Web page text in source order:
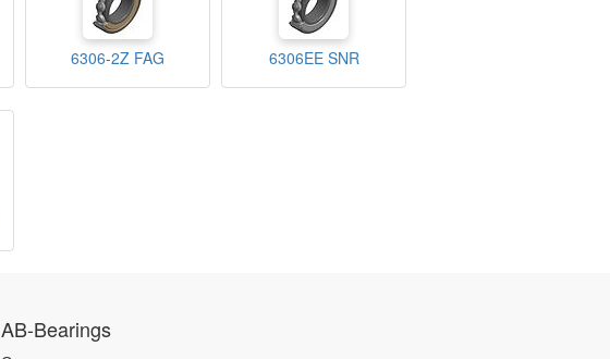
6306-2Z FAG 6306EE SNR
AB-Bearings